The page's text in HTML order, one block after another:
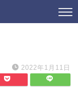
2022年1月11日